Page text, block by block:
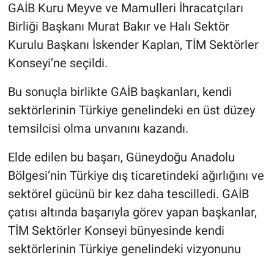
GAİB Kuru Meyve ve Mamulleri İhracatçıları
Birliği Başkanı Murat Bakır ve Halı Sektör
Kurulu Başkanı İskender Kaplan, TİM Sektörler
Konseyi’ne seçildi.
Bu sonuçla birlikte GAİB başkanları, kendi
sektörlerinin Türkiye genelindeki en üst düzey
temsilcisi olma unvanını kazandı.
Elde edilen bu başarı, Güneydoğu Anadolu
Bölgesi’nin Türkiye dış ticaretindeki ağırlığını ve
sektörel gücünü bir kez daha tescilledi. GAİB
çatısı altında başarıyla görev yapan başkanlar,
TİM Sektörler Konseyi bünyesinde kendi
sektörlerinin Türkiye genelindeki vizyonunu